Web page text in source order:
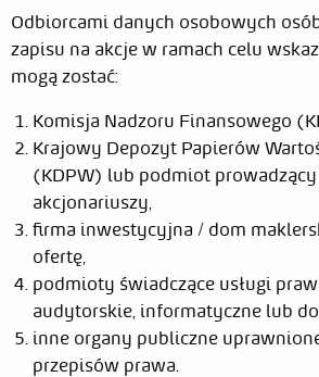
Odbiorcami danych osobowych
zapisu na akcje w ramach celu
mogą zostać:
Komisja Nadzoru Finansowego
Krajowy Depozyt Papierów
(KDPW) lub podmiot
akcjonariuszy,
firma inwestycyjna / dom
ofertę,
podmioty świadczące usługi
audytorskie, informatyczne lub
inne organy publiczne
przepisów prawa.